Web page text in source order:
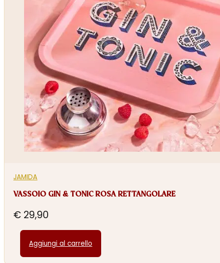
JAMIDA
VASSOIO GIN & TONIC ROSA RETTANGOLARE
€ 29,90
Aggiungi al carrello